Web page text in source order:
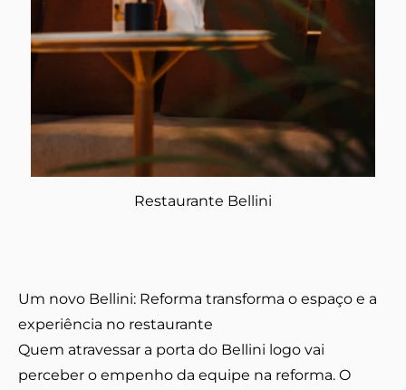
Restaurante Bellini
Um novo Bellini: Reforma transforma o espaço e a
experiência no restaurante
Quem atravessar a porta do Bellini logo vai
perceber o empenho da equipe na reforma. O